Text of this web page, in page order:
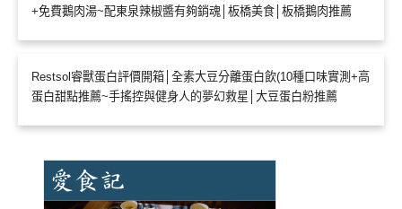
+免費鵝肉湯~配東泉辣椒醬有夠銷魂│板橋美食│板橋鵝肉推薦
Restsol睿獸蛋白評價開箱│全素大豆分離蛋白飲(10種口味實測+高
蛋白甜點推薦~手搖控與健身人的夢幻救星│大豆蛋白粉推薦